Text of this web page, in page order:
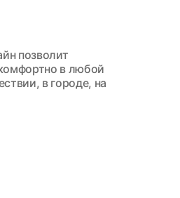
позволит
в любой
в городе, на